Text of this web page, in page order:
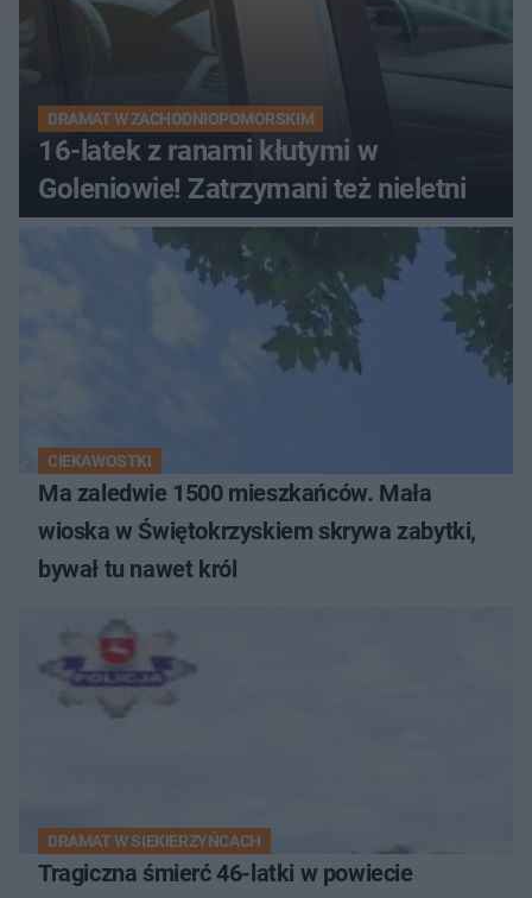
DRAMAT W ZACHODNIOPOMORSKIM
16-latek z ranami kłutymi w
Goleniowie! Zatrzymani też nieletni
CIEKAWOSTKI
Ma zaledwie 1500 mieszkańców. Mała
wioska w Świętokrzyskiem skrywa zabytki,
bywał tu nawet król
DRAMAT W SIEKIERZYŃCACH
Tragiczna śmierć 46-latki w powiecie